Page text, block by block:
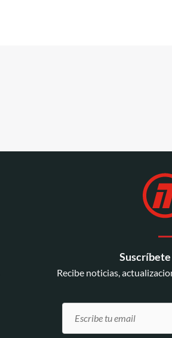
Recibe noticias,